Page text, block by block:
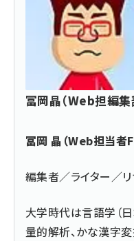
冨岡晶（Web担編集
冨岡 晶（Web担当者
編集者／ライター／リ
大学時代は言語学（
量的解析、かな漢字